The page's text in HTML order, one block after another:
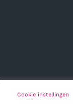
Cookie instellingen